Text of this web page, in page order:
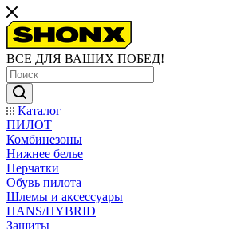
ВСЕ ДЛЯ ВАШИХ ПОБЕД!
Каталог
ПИЛОТ
Комбинезоны
Нижнее белье
Перчатки
Обувь пилота
Шлемы и аксессуары
HANS/HYBRID
Защиты